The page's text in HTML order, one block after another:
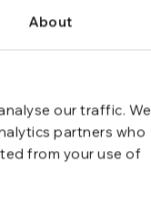
About
our traffic. We
partners who
from your use of